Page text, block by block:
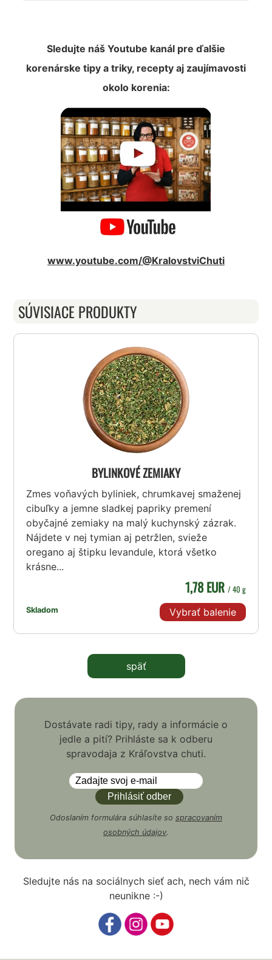
Sledujte náš Youtube kanál pre ďalšie
korenárske tipy a triky, recepty aj zaujímavosti
okolo korenia:
www.youtube.com/@KralovstviChuti
SÚVISIACE PRODUKTY
BYLINKOVÉ ZEMIAKY
Zmes voňavých byliniek, chrumkavej smaženej
cibuľky a jemne sladkej papriky premení
obyčajné zemiaky na malý kuchynský zázrak.
Nájdete v nej tymian aj petržlen, svieže
oregano aj štipku levandule, ktorá všetko
krásne...
Skladom
1,78 EUR / 40 g
Vybrať balenie
späť
Dostávate radi tipy, rady a informácie o
jedle a pití? Prihláste sa k odberu
spravodaja z Kráľovstva chuti.
Odoslaním formulára súhlasíte so spracovaním
osobných údajov.
Sledujte nás na sociálnych sieť ach, nech vám nič
neunikne :-)